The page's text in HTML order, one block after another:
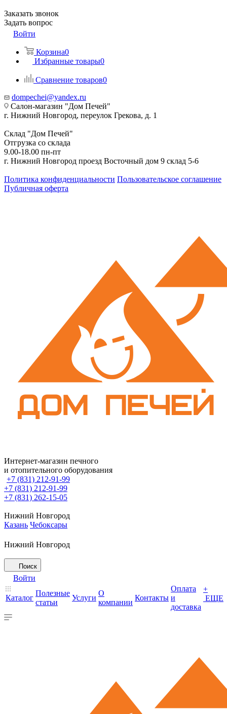
Заказать звонок
Задать вопрос
Войти
Корзина0
Избранные товары0
Сравнение товаров0
dompechei@yandex.ru
Салон-магазин "Дом Печей"
г. Нижний Новгород, переулок Грекова, д. 1
Склад "Дом Печей"
Отгрузка со склада
9.00-18.00 пн-пт
г. Нижний Новгород проезд Восточный дом 9 склад 5-6
Политика конфиденциальности Пользовательское соглашение
Публичная оферта
Интернет-магазин печного
и отопительного оборудования
+7 (831) 212-91-99
+7 (831) 212-91-99
+7 (831) 262-15-05
Нижний Новгород
Казань Чебоксары
Нижний Новгород
Поиск
Войти
Каталог
Полезные
статьи
Услуги
О
компании
Контакты
Оплата
и
доставка
+
ЕЩЕ